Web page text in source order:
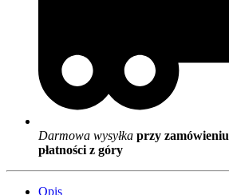
Darmowa wysyłka przy zamówieniu
płatności z góry
Opis